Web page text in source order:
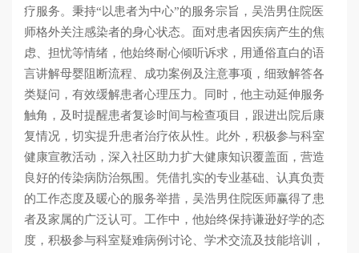
疗服务。秉持“以患者为中心”的服务宗旨，吴浩男住院医
师格外关注感染者的身心状态。面对患者因疾病产生的焦
虑、担忧等情绪，他始终耐心倾听诉求，用通俗直白的语
言讲解母婴阻断流程、成功案例及注意事项，细致解答各
类疑问，有效缓解患者心理压力。同时，他主动延伸服务
触角，及时提醒患者复诊时间与检查项目，跟进出院后康
复情况，切实提升患者治疗依从性。此外，积极参与科室
健康宣教活动，深入社区助力扩大健康知识覆盖面，营造
良好的传染病防治氛围。凭借扎实的专业基础、认真负责
的工作态度及暖心的服务举措，吴浩男住院医师赢得了患
者及家属的广泛认可。工作中，他始终保持谦逊好学的态
度，积极参与科室疑难病例讨论、学术交流及技能培训，